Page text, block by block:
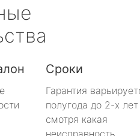
Сроки
Гарантия
полугода до 2-х лет
смотря какая
неисправность.